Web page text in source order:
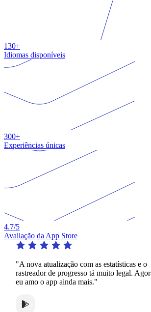
130+
Idiomas disponíveis
300+
Experiências únicas
4.7/5
Avaliação da App Store
"A nova atualização com as estatísticas e o
rastreador de progresso tá muito legal. Agora
eu amo o app ainda mais."